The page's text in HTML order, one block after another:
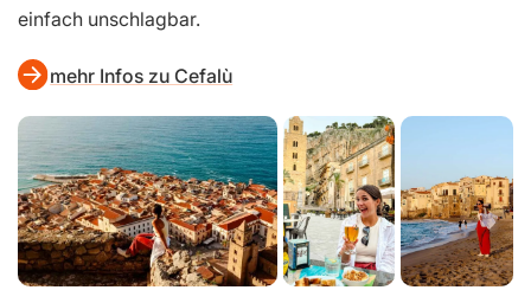
einfach unschlagbar.
mehr Infos zu Cefalù